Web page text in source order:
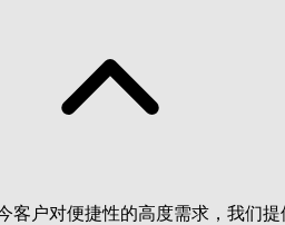
客户对便捷性的高度需求，我们提